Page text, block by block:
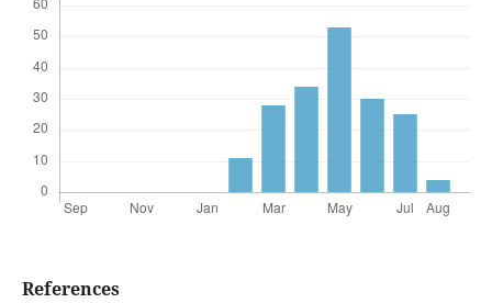
References